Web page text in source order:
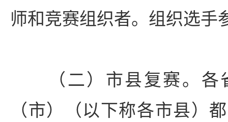
师和竞赛组织者。组织选手
（二）市县复赛。各
（市）（以下称各市县）